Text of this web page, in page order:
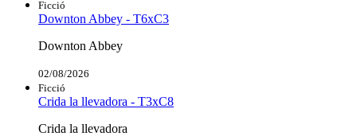
Ficció
Downton Abbey - T6xC3
Downton Abbey
02/08/2026
Ficció
Crida la llevadora - T3xC8
Crida la llevadora